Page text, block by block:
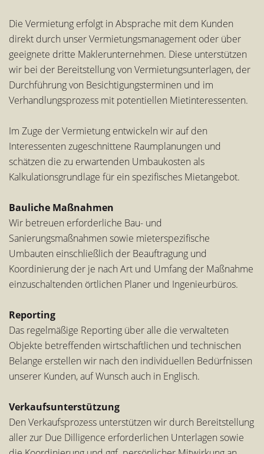
Die Vermietung erfolgt in Absprache mit dem Kunden
direkt durch unser Vermietungsmanagement oder über
geeignete dritte Maklerunternehmen. Diese unterstützen
wir bei der Bereitstellung von Vermietungsunterlagen, der
Durchführung von Besichtigungsterminen und im
Verhandlungsprozess mit potentiellen Mietinteressenten.
Im Zuge der Vermietung entwickeln wir auf den
Interessenten zugeschnittene Raumplanungen und
schätzen die zu erwartenden Umbaukosten als
Kalkulationsgrundlage für ein spezifisches Mietangebot.
Bauliche Maßnahmen
Wir betreuen erforderliche Bau- und
Sanierungsmaßnahmen sowie mieterspezifische
Umbauten einschließlich der Beauftragung und
Koordinierung der je nach Art und Umfang der Maßnahme
einzuschaltenden örtlichen Planer und Ingenieurbüros.
Reporting
Das regelmäßige Reporting über alle die verwalteten
Objekte betreffenden wirtschaftlichen und technischen
Belange erstellen wir nach den individuellen Bedürfnissen
unserer Kunden, auf Wunsch auch in Englisch.
Verkaufsunterstützung
Den Verkaufsprozess unterstützen wir durch Bereitstellung
aller zur Due Dilligence erforderlichen Unterlagen sowie